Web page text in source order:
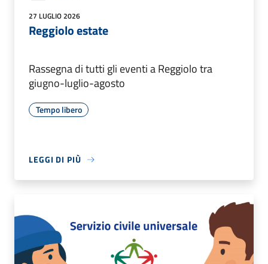
27 LUGLIO 2026
Reggiolo estate
Rassegna di tutti gli eventi a Reggiolo tra
giugno-luglio-agosto
Tempo libero
LEGGI DI PIÙ